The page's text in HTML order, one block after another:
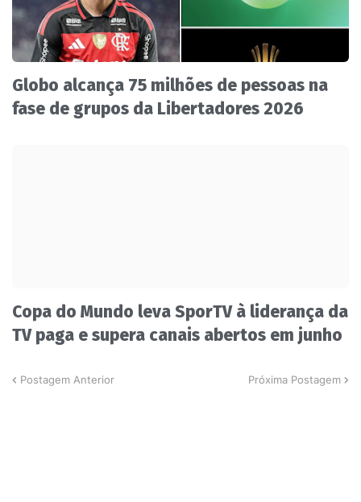
Globo alcança 75 milhões de pessoas na
fase de grupos da Libertadores 2026
Copa do Mundo leva SporTV à liderança da
TV paga e supera canais abertos em junho
Postagem Anterior Próxima Postagem